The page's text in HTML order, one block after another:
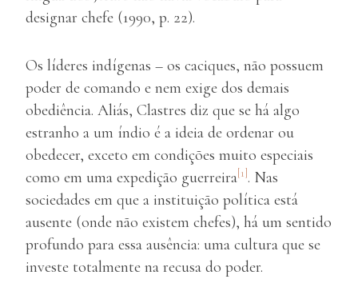
designar chefe (1990, p. 22).
Os líderes indígenas – os caciques, não possuem
poder de comando e nem exige dos demais
obediência. Aliás, Clastres diz que se há algo
estranho a um índio é a ideia de ordenar ou
obedecer, exceto em condições muito especiais
como em uma expedição guerreira[1]. Nas
sociedades em que a instituição política está
ausente (onde não existem chefes), há um sentido
profundo para essa ausência: uma cultura que se
investe totalmente na recusa do poder.